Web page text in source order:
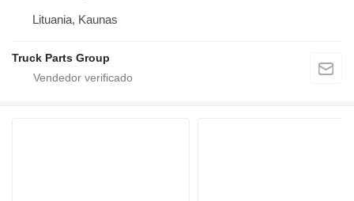
Lituania, Kaunas
Truck Parts Group